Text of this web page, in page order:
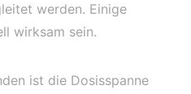
werden. Einige
wirksam sein.
ist die Dosisspanne